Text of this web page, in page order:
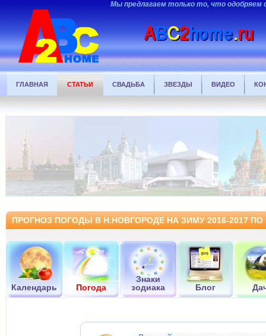
Мы предлагаем только то, что одобряем
ГЛАВНАЯ СТАТЬИ СВАДЬБА ЗВЕЗДЫ ВИДЕО
ПРОГНОЗ ПОГОДЫ В Н.НОВГОРОДЕ НА ЗИМУ 2016-2017
Календарь Погода
Знаки
зодиака
Блог